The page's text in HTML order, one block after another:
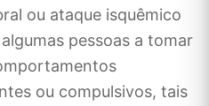
ou ataque isquêmico
pessoas a tomar
ou compulsivos, tais